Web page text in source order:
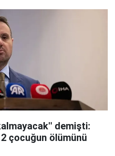
demişti:
çocuğun ölümünü